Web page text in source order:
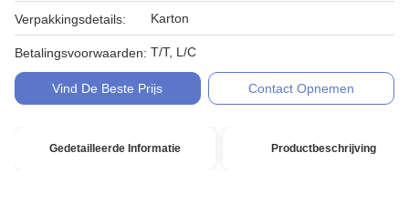
Verpakkingsdetails: Karton
Betalingsvoorwaarden: T/T, L/C
Vind De Beste Prijs Contact Opnemen
Gedetailleerde Informatie Productbeschrijving